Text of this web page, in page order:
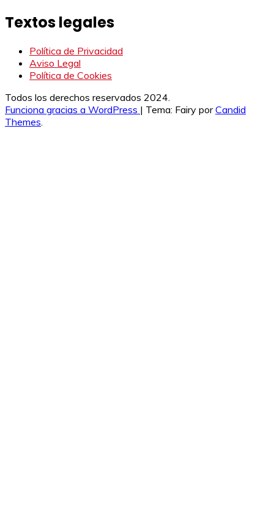
Textos legales
Política de Privacidad
Aviso Legal
Política de Cookies
Todos los derechos reservados 2024.
Funciona gracias a WordPress | Tema: Fairy porCandid
Themes.